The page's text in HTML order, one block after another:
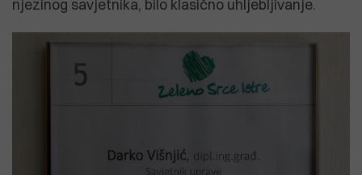
njezinog savjetnika, bilo klasično uhljebljivanje.